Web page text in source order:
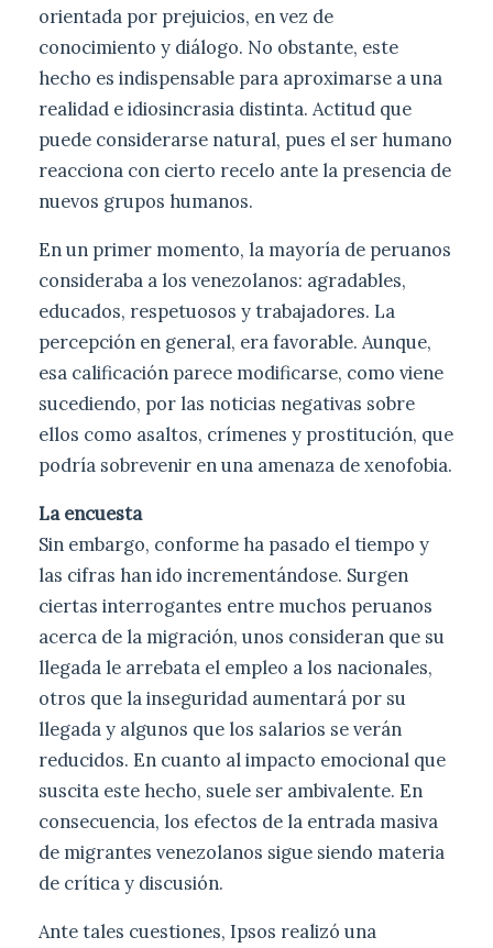
orientada por prejuicios, en vez de
conocimiento y diálogo. No obstante, este
hecho es indispensable para aproximarse a una
realidad e idiosincrasia distinta. Actitud que
puede considerarse natural, pues el ser humano
reacciona con cierto recelo ante la presencia de
nuevos grupos humanos.
En un primer momento, la mayoría de peruanos
consideraba a los venezolanos: agradables,
educados, respetuosos y trabajadores. La
percepción en general, era favorable. Aunque,
esa calificación parece modificarse, como viene
sucediendo, por las noticias negativas sobre
ellos como asaltos, crímenes y prostitución, que
podría sobrevenir en una amenaza de xenofobia.
La encuesta
Sin embargo, conforme ha pasado el tiempo y
las cifras han ido incrementándose. Surgen
ciertas interrogantes entre muchos peruanos
acerca de la migración, unos consideran que su
llegada le arrebata el empleo a los nacionales,
otros que la inseguridad aumentará por su
llegada y algunos que los salarios se verán
reducidos. En cuanto al impacto emocional que
suscita este hecho, suele ser ambivalente. En
consecuencia, los efectos de la entrada masiva
de migrantes venezolanos sigue siendo materia
de crítica y discusión.
Ante tales cuestiones, Ipsos realizó una